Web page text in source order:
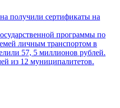
получили сертификаты на
программы по
личным транспортом в
57, 5 миллионов рублей.
из 12 муниципалитетов.